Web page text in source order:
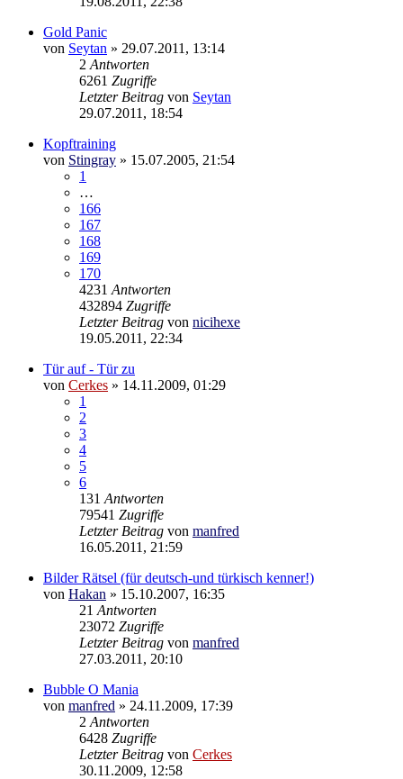
Gold Panic
von Seytan » 29.07.2011, 13:14
2 Antworten
6261 Zugriffe
Letzter Beitrag von Seytan
29.07.2011, 18:54
Kopftraining
von Stingray » 15.07.2005, 21:54
1
…
166
167
168
169
170
4231 Antworten
432894 Zugriffe
Letzter Beitrag von nicihexe
19.05.2011, 22:34
Tür auf - Tür zu
von Cerkes » 14.11.2009, 01:29
1
2
3
4
5
6
131 Antworten
79541 Zugriffe
Letzter Beitrag von manfred
16.05.2011, 21:59
Bilder Rätsel (für deutsch-und türkisch kenner!)
von Hakan » 15.10.2007, 16:35
21 Antworten
23072 Zugriffe
Letzter Beitrag von manfred
27.03.2011, 20:10
Bubble O Mania
von manfred » 24.11.2009, 17:39
2 Antworten
6428 Zugriffe
Letzter Beitrag von Cerkes
30.11.2009, 12:58